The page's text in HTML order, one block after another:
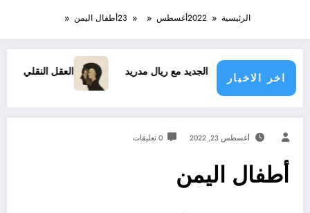
الرئيسية 2022أغسطس 23أطفال اليمن
اخر الاخبار
عقد فينيسيوس الجديد مع ريال مدريد العقل النقلي لا يبدع
أغسطس 23, 2022 0 تعليقات
أطفال اليمن